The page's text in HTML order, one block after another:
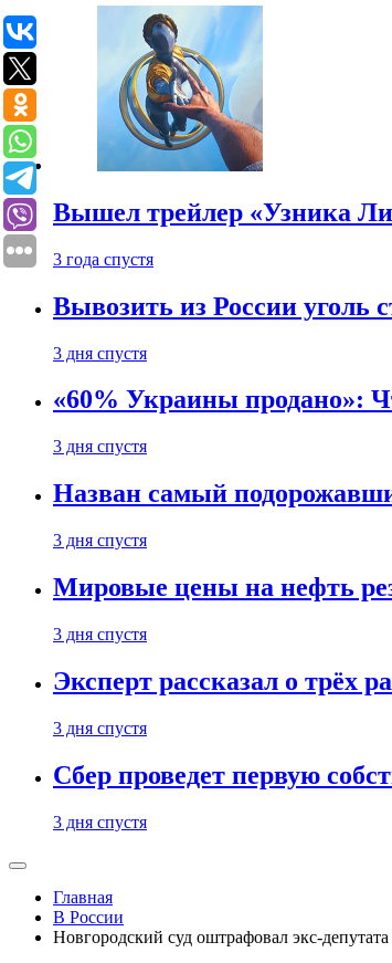
Вышел трейлер «Узника
3 года спустя
Вывозить из России уголь
3 дня спустя
«60% Украины продано»:
3 дня спустя
Назван самый
3 дня спустя
Мировые цены на нефть
3 дня спустя
Эксперт рассказал о трёх
3 дня спустя
Сбер проведет первую
3 дня спустя
Главная
В России
Новгородский суд оштрафовал экс-